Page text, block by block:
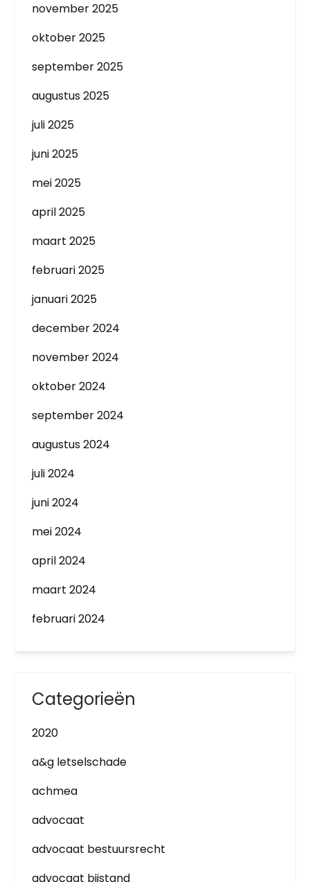
november 2025
oktober 2025
september 2025
augustus 2025
juli 2025
juni 2025
mei 2025
april 2025
maart 2025
februari 2025
januari 2025
december 2024
november 2024
oktober 2024
september 2024
augustus 2024
juli 2024
juni 2024
mei 2024
april 2024
maart 2024
februari 2024
Categorieën
2020
a&g letselschade
achmea
advocaat
advocaat bestuursrecht
advocaat bijstand